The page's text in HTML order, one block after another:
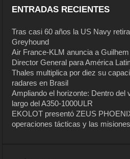
ENTRADAS RECIENTES
Tras casi 60 años la US Navy
Greyhound
Air France-KLM anuncia a
Director General para América
Thales multiplica por diez su
radares en Brasil
Ampliando el horizonte: Dentro del
largo del A350-1000ULR
EKOLOT presentó ZEUS
operaciones tácticas y las